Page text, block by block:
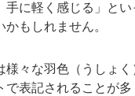
手に軽く感じる」と
もしれません。
様々な羽色（うしょ
で表記されることが